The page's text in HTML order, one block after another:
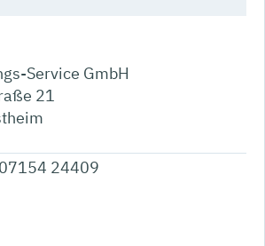
Service GmbH
21
07154 24409